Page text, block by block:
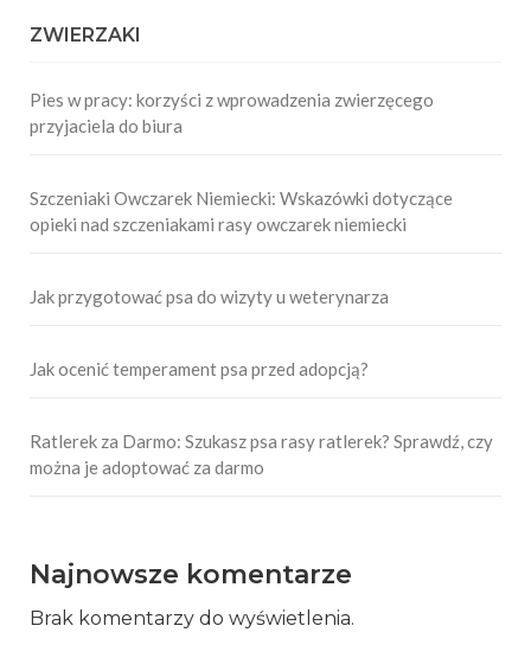
ZWIERZAKI
Pies w pracy: korzyści z wprowadzenia zwierzęcego
przyjaciela do biura
Szczeniaki Owczarek Niemiecki: Wskazówki dotyczące
opieki nad szczeniakami rasy owczarek niemiecki
Jak przygotować psa do wizyty u weterynarza
Jak ocenić temperament psa przed adopcją?
Ratlerek za Darmo: Szukasz psa rasy ratlerek? Sprawdź, czy
można je adoptować za darmo
Najnowsze komentarze
Brak komentarzy do wyświetlenia.